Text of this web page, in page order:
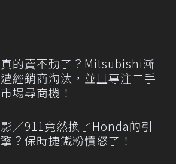
真的賣不動了？Mitsubishi漸
遭經銷商淘汰，並且專注二手
市場尋商機！
影／911竟然換了Honda的引
擎？保時捷鐵粉憤怒了！